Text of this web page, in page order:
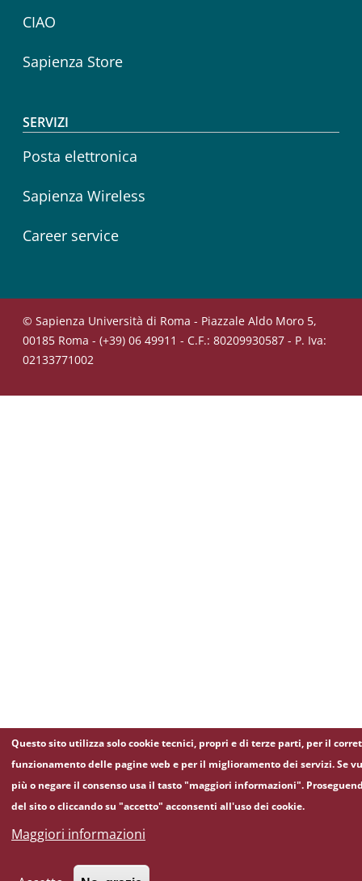
CIAO
Sapienza Store
SERVIZI
Posta elettronica
Sapienza Wireless
Career service
© Sapienza Università di Roma - Piazzale Aldo Moro 5,
00185 Roma - (+39) 06 49911 - C.F.: 80209930587 - P. Iva:
02133771002
Questo sito utilizza solo cookie tecnici, propri e di terze parti, per il
funzionamento delle pagine web e per il miglioramento dei servizi. Se
più o negare il consenso usa il tasto "maggiori informazioni".
del sito o cliccando su "accetto" acconsenti all'uso dei cookie.
Maggiori informazioni